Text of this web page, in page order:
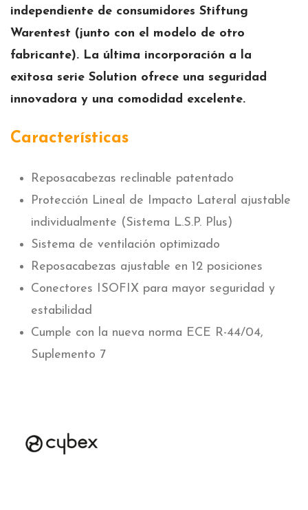
independiente de consumidores Stiftung
Warentest (junto con el modelo de otro
fabricante). La última incorporación a la
exitosa serie Solution ofrece una seguridad
innovadora y una comodidad excelente.
Características
Reposacabezas reclinable patentado
Protección Lineal de Impacto Lateral ajustable
individualmente (Sistema L.S.P. Plus)
Sistema de ventilación optimizado
Reposacabezas ajustable en 12 posiciones
Conectores ISOFIX para mayor seguridad y
estabilidad
Cumple con la nueva norma ECE R-44/04,
Suplemento 7